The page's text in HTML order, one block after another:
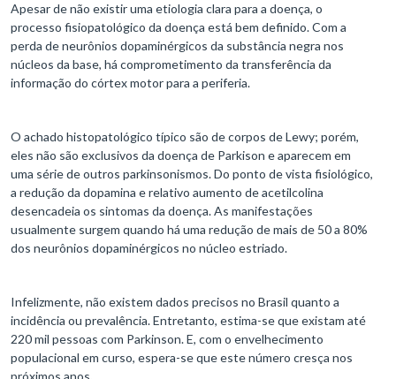
Apesar de não existir uma etiologia clara para a doença, o
processo fisiopatológico da doença está bem definido. Com a
perda de neurônios dopaminérgicos da substância negra nos
núcleos da base, há comprometimento da transferência da
informação do córtex motor para a periferia.
O achado histopatológico típico são de corpos de Lewy; porém,
eles não são exclusivos da doença de Parkison e aparecem em
uma série de outros parkinsonismos. Do ponto de vista fisiológico,
a redução da dopamina e relativo aumento de acetilcolina
desencadeia os sintomas da doença. As manifestações
usualmente surgem quando há uma redução de mais de 50 a 80%
dos neurônios dopaminérgicos no núcleo estriado.
Infelizmente, não existem dados precisos no Brasil quanto a
incidência ou prevalência. Entretanto, estima-se que existam até
220 mil pessoas com Parkinson. E, com o envelhecimento
populacional em curso, espera-se que este número cresça nos